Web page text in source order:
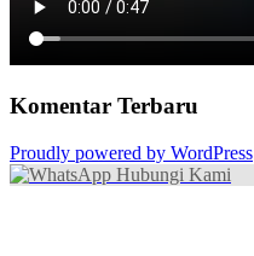
Komentar Terbaru
Proudly powered by WordPress
Hubungi Kami